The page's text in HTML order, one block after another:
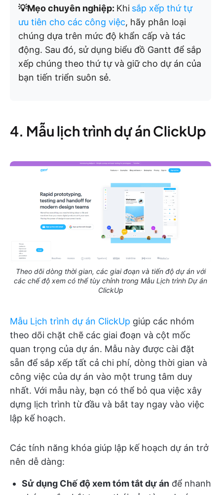
💡Mẹo chuyên nghiệp: Khi sắp xếp thứ tự
ưu tiên cho các công việc, hãy phân loại
chúng dựa trên mức độ khẩn cấp và tác
động. Sau đó, sử dụng biểu đồ Gantt để sắp
xếp chúng theo thứ tự và giữ cho dự án của
bạn tiến triển suôn sẻ.
4. Mẫu lịch trình dự án ClickUp
Theo dõi dòng thời gian, các giai đoạn và tiến độ dự án với
các chế độ xem có thể tùy chỉnh trong Mẫu Lịch trình Dự án
ClickUp
Mẫu Lịch trình dự án ClickUp giúp các nhóm
theo dõi chặt chẽ các giai đoạn và cột mốc
quan trọng của dự án. Mẫu này được cài đặt
sẵn để sắp xếp tất cả chi phí, dòng thời gian và
công việc của dự án vào một trung tâm duy
nhất. Với mẫu này, bạn có thể bỏ qua việc xây
dựng lịch trình từ đầu và bắt tay ngay vào việc
lập kế hoạch.
Các tính năng khóa giúp lập kế hoạch dự án trở
nên dễ dàng:
Sử dụng Chế độ xem tóm tắt dự án để nhanh